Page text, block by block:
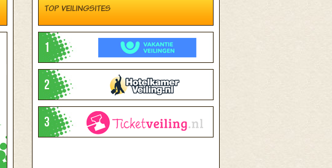
TOP VEILINGSITES
1
2
3